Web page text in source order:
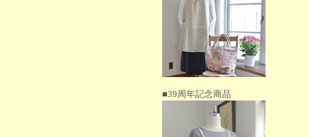
■39周年記念商品